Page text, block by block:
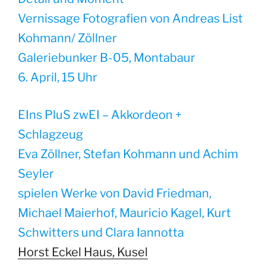
Vernissage Fotografien von Andreas List
Kohmann/ Zöllner
Galeriebunker B-05, Montabaur
6. April, 15 Uhr
EIns PluS zwEI – Akkordeon +
Schlagzeug
Eva Zöllner, Stefan Kohmann und Achim
Seyler
spielen Werke von David Friedman,
Michael Maierhof, Mauricio Kagel, Kurt
Schwitters und Clara Iannotta
Horst Eckel Haus, Kusel